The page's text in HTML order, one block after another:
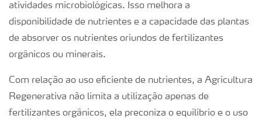
atividades microbiológicas. Isso melhora a
disponibilidade de nutrientes e a capacidade das plantas
de absorver os nutrientes oriundos de fertilizantes
orgânicos ou minerais.
Com relação ao uso eficiente de nutrientes, a Agricultura
Regenerativa não limita a utilização apenas de
fertilizantes orgânicos, ela preconiza o equilíbrio e o uso